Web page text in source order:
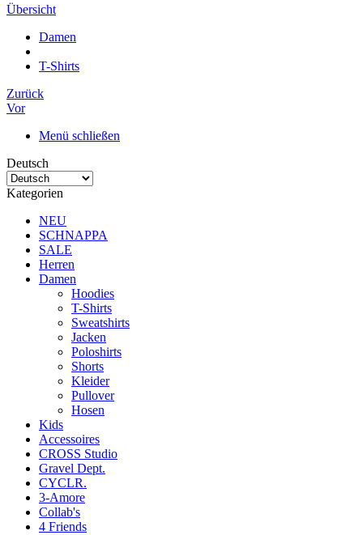
Übersicht
Damen
T-Shirts
Zurück
Vor
Menü schließen
Deutsch
Kategorien
NEU
SCHNAPPA
SALE
Herren
Damen
Hoodies
T-Shirts
Sweatshirts
Jacken
Poloshirts
Shorts
Kleider
Pullover
Hosen
Kids
Accessoires
CROSS Studio
Gravel Dept.
CYCLR.
3-Amore
Collab's
4 Friends